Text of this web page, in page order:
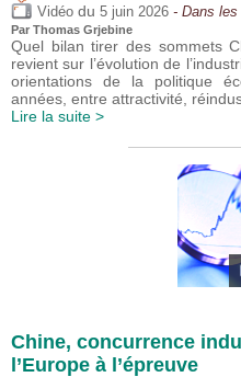
Vidéo du 5 juin 2026 - Dans les
Par Thomas Grjebine
Quel bilan tirer des sommets
revient sur l’évolution de
orientations de la politique
années, entre attractivité,
Lire la suite >
Chine, concurrence
l’Europe à l’épreuve